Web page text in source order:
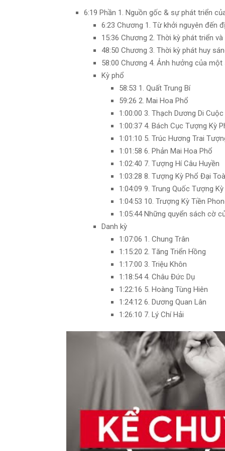
6:19 Phần 1. Nguồn gốc & sự phát triển
6:23 Chương 1. Từ khởi nguyên đến
15:36 Chương 2. Thời kỳ phát triển
48:50 Chương 3. Thời kỳ phát huy
58:00 Chương 4. Ảnh hưởng của
Kỳ phổ
58:53 1. Quất Trung Bí
59:26 2. Mai Hoa Phổ
1:00:00 3. Thạch Dương Di Cuộc
1:00:37 4. Bách Cục Tượng Kỳ
1:01:10 5. Trúc Hương Trai
1:01:58 6. Phản Mai Hoa Phổ
1:02:40 7. Tượng Hí Câu Huyền
1:03:28 8. Tượng Kỳ Phổ Đại
1:04:09 9. Trung Quốc Tượng
1:04:53 10. Trượng Kỳ Tiền
1:05:44 Những quyển sách cờ
Danh kỳ
1:07:06 1. Chung Trân
1:15:20 2. Tăng Triển Hồng
1:17:00 3. Triệu Khôn
1:18:54 4. Châu Đức Dụ
1:22:16 5. Hoàng Tùng Hiên
1:24:12 6. Dương Quan Lân
1:26:10 7. Lý Chí Hải